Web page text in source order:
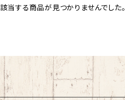
該当する商品が見つかりませんでした。